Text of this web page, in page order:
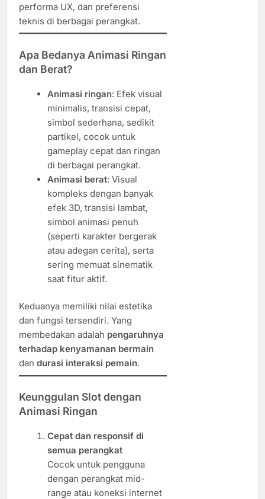
performa UX, dan preferensi
teknis di berbagai perangkat.
Apa Bedanya Animasi Ringan
dan Berat?
Animasi ringan: Efek visual
minimalis, transisi cepat,
simbol sederhana, sedikit
partikel, cocok untuk
gameplay cepat dan ringan
di berbagai perangkat.
Animasi berat: Visual
kompleks dengan banyak
efek 3D, transisi lambat,
simbol animasi penuh
(seperti karakter bergerak
atau adegan cerita), serta
sering memuat sinematik
saat fitur aktif.
Keduanya memiliki nilai estetika
dan fungsi tersendiri. Yang
membedakan adalah pengaruhnya
terhadap kenyamanan bermain
dan durasi interaksi pemain.
Keunggulan Slot dengan
Animasi Ringan
Cepat dan responsif di
semua perangkat
Cocok untuk pengguna
dengan perangkat mid-
range atau koneksi internet